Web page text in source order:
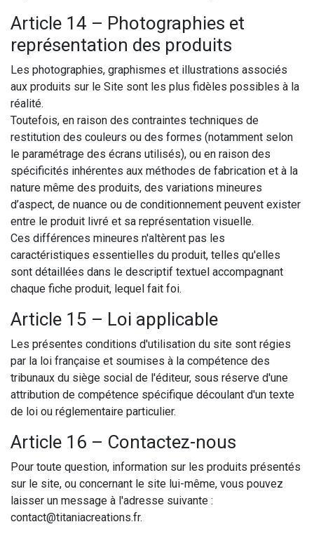
Article 14 – Photographies et
représentation des produits
Les photographies, graphismes et illustrations associés
aux produits sur le Site sont les plus fidèles possibles à la
réalité.
Toutefois, en raison des contraintes techniques de
restitution des couleurs ou des formes (notamment selon
le paramétrage des écrans utilisés), ou en raison des
spécificités inhérentes aux méthodes de fabrication et à la
nature même des produits, des variations mineures
d’aspect, de nuance ou de conditionnement peuvent exister
entre le produit livré et sa représentation visuelle.
Ces différences mineures n'altèrent pas les
caractéristiques essentielles du produit, telles qu'elles
sont détaillées dans le descriptif textuel accompagnant
chaque fiche produit, lequel fait foi.
Article 15 – Loi applicable
Les présentes conditions d'utilisation du site sont régies
par la loi française et soumises à la compétence des
tribunaux du siège social de l'éditeur, sous réserve d'une
attribution de compétence spécifique découlant d'un texte
de loi ou réglementaire particulier.
Article 16 – Contactez-nous
Pour toute question, information sur les produits présentés
sur le site, ou concernant le site lui-même, vous pouvez
laisser un message à l'adresse suivante :
contact@titaniacreations.fr.